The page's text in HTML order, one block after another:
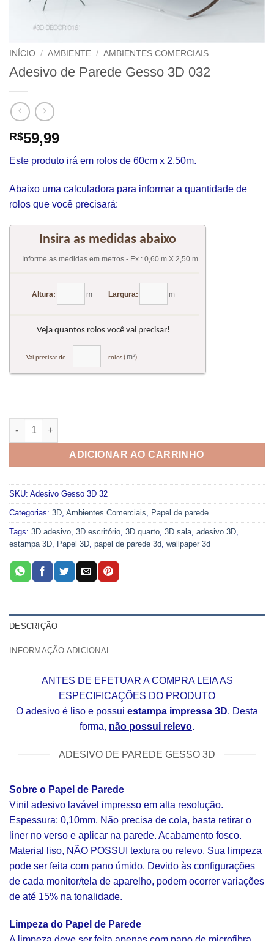
INÍCIO / AMBIENTE / AMBIENTES COMERCIAIS
Adesivo de Parede Gesso 3D 032
R$59,99
Este produto irá em rolos de 60cm x 2,50m.
Abaixo uma calculadora para informar a quantidade de
rolos que você precisará:
Adesivo de Parede Gesso 3D 032 quantidade
ADICIONAR AO CARRINHO
SKU: Adesivo Gesso 3D 32
Categorias: 3D Ambientes Comerciais Papel de parede
Tags: 3D adesivo 3D escritório 3D quarto 3D sala adesivo 3D
estampa 3D
Papel 3D papel de parede 3d wallpaper 3d
DESCRIÇÃO
INFORMAÇÃO ADICIONAL
ANTES DE EFETUAR A COMPRA LEIA AS
ESPECIFICAÇÕES DO PRODUTO
O adesivo é liso e possui estampa impressa 3D. Desta
forma, não possui relevo.
ADESIVO DE PAREDE GESSO 3D
Sobre o Papel de Parede
Vinil adesivo lavável impresso em alta resolução.
Espessura: 0,10mm. Não precisa de cola, basta retirar o
liner no verso e aplicar na parede. Acabamento fosco.
Material liso, NÃO POSSUI textura ou relevo. Sua limpeza
pode ser feita com pano úmido. Devido às configurações
de cada monitor/tela de aparelho, podem ocorrer variações
de até 15% na tonalidade.
Limpeza do Papel de Parede